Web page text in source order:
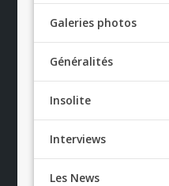
Galeries photos
Généralités
Insolite
Interviews
Les News